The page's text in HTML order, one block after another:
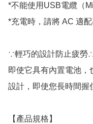
*不能使用USB電纜（
*充電時，請將 AC 適
∵輕巧的設計防止疲勞∴
即使它具有內置電池，
設計，即使您長時間握
【產品規格】